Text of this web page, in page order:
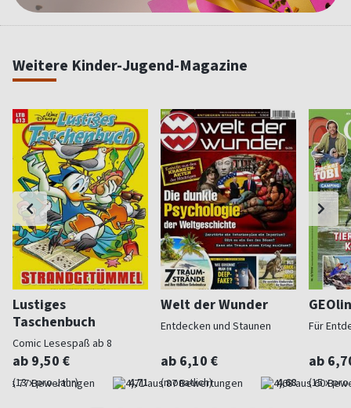
Weitere Kinder-Jugend-Magazine
Lustiges
Taschenbuch
Comic Lesespaß ab 8
ab 9,50 €
(13 x pro Jahr) 4,71
Welt der Wunder
Entdecken und Staunen
ab 6,10 €
(monatlich) 4,68
Für
ab
(15 x